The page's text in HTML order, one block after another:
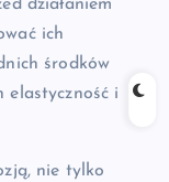
działaniem
ich
środków
elastyczność i
nie tylko